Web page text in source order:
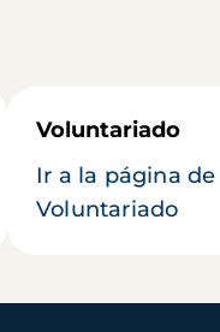
Voluntariado
Ir a la página de
Voluntariado